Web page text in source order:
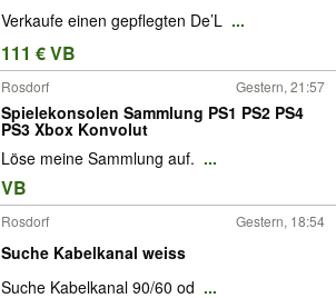
Verkaufe einen gepflegten De’L ...
111 € VB
Rosdorf Gestern, 21:57
Spielekonsolen Sammlung PS1 PS2 PS4
PS3 Xbox Konvolut
Löse meine Sammlung auf. ...
VB
Rosdorf Gestern, 18:54
Suche Kabelkanal weiss
Suche Kabelkanal 90/60 od ...